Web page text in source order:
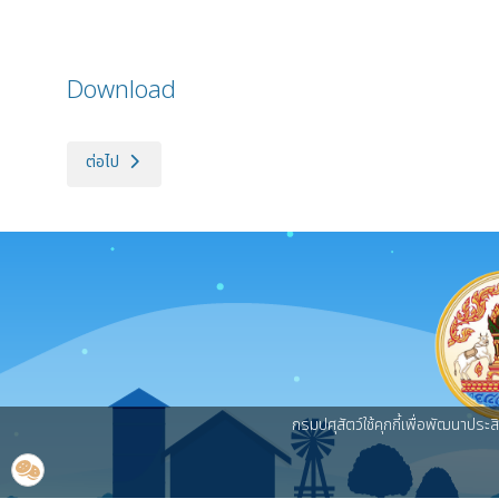
Download
เนื้อหาถัดไป: ประกาศกรมปศุสัตว์ (ศูนย์วิจัยและผลิตน้ำเชื้อสุกรราช
ต่อไป
กรมปศุสัตว์ใช้คุกกี้เพื่อพัฒนาประ